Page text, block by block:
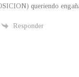
queriendo
Responder